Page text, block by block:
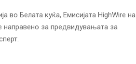
во Белата куќа, Емисијата HighWire на
направено за предвидувањата за